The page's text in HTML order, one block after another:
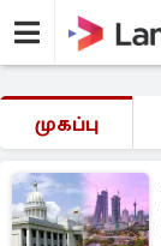
முகப்பு